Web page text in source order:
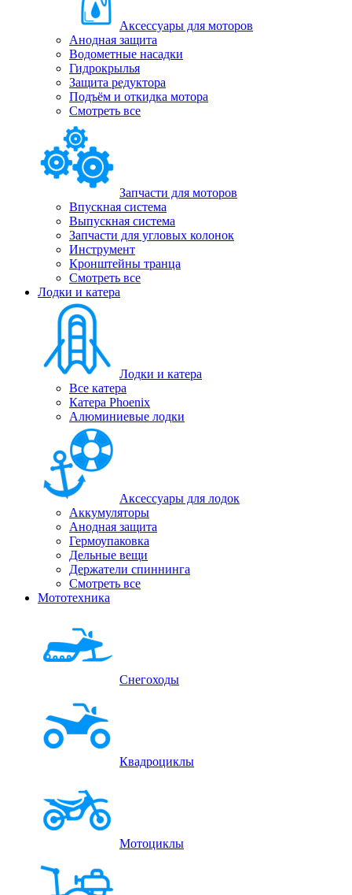
Аксессуары для моторов
Анодная защита
Водометные насадки
Гидрокрылья
Защита редуктора
Подъём и откидка мотора
Смотреть все
Запчасти для моторов
Впускная система
Выпускная система
Запчасти для угловых колонок
Инструмент
Кронштейны транца
Смотреть все
Лодки и катера
Лодки и катера
Все катера
Катера Phoenix
Алюминиевые лодки
Аксессуары для лодок
Аккумуляторы
Анодная защита
Гермоупаковка
Дельные вещи
Держатели спиннинга
Смотреть все
Мототехника
Снегоходы
Квадроциклы
Мотоциклы